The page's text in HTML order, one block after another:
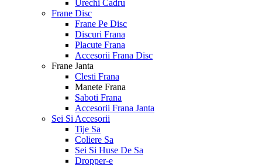
Urechi Cadru
Frane Disc
Frane Pe Disc
Discuri Frana
Placute Frana
Accesorii Frana Disc
Frane Janta
Clesti Frana
Manete Frana
Saboti Frana
Accesorii Frana Janta
Sei Si Accesorii
Tije Sa
Coliere Sa
Sei Si Huse De Sa
Dropper-e